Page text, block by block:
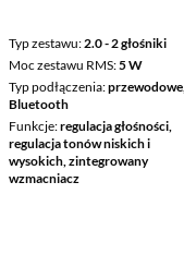
Typ zestawu 2.0 - 2 głośniki
Moc zestawu RMS 5 W
Typ podłączenia przewodowe,
Bluetooth
Funkcje regulacja głośności,
regulacja tonów niskich i
wysokich, zintegrowany
wzmacniacz